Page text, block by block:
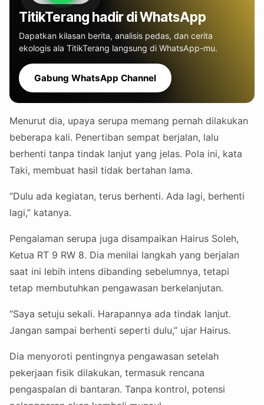
TitikTerang hadir di WhatsApp
Dapatkan kilasan berita, analisis pedas, dan cerita
ekologis ala TitikTerang langsung di WhatsApp-mu.
Gabung WhatsApp Channel
Menurut dia, upaya serupa memang pernah dilakukan
beberapa kali. Penertiban sempat berjalan, lalu
berhenti tanpa tindak lanjut yang jelas. Pola ini, kata
Taki, membuat hasil tidak bertahan lama.
“Dulu ada kegiatan, terus berhenti. Ada lagi, berhenti
lagi,” katanya.
Pengalaman serupa juga disampaikan Hairus Soleh,
Ketua RT 9 RW 8. Dia menilai langkah yang berjalan
saat ini lebih intens dibanding sebelumnya, tetapi
tetap membutuhkan pengawasan berkelanjutan.
“Saya setuju sekali. Harapannya ada tindak lanjut.
Jangan sampai berhenti seperti dulu,” ujar Hairus.
Dia menyoroti pentingnya pengawasan setelah
pekerjaan fisik dilakukan, termasuk rencana
pengaspalan di bantaran. Tanpa kontrol, potensi